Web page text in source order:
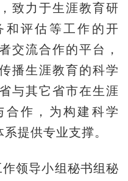
致力于生涯教育研
和评估等工作的开
交流合作的平台，
播生涯教育的科学
与其它省市在生涯
合作，为构建科学
提供专业支撑。
领导小组秘书组秘